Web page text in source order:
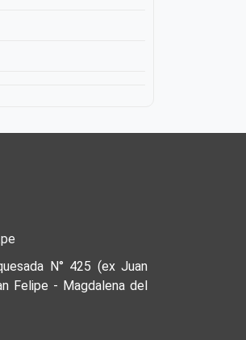
N° 425 (ex Juan
Felipe - Magdalena del